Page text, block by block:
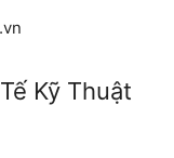
Kỹ Thuật